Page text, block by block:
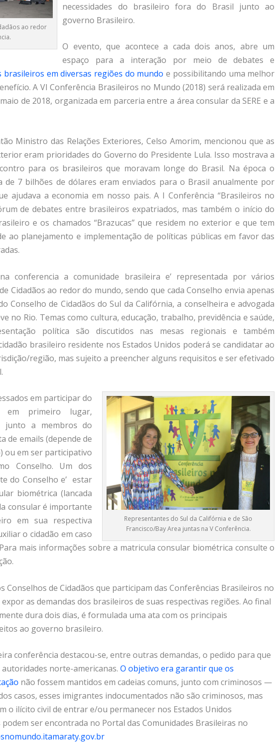
ao redor
necessidades do brasileiro fora do Brasil junto ao
governo Brasileiro.
O evento, que acontece a cada dois anos, abre um
espaço para a interação por meio de debates e
brasileiros em diversas regiões do mundo e possibilitando uma melhor
A VI Conferência Brasileiros no Mundo (2018) será realizada em
de 2018, organizada em parceria entre a área consular da SERE e a
Ministro das Relações Exteriores, Celso Amorim, mencionou que as
eram prioridades do Governo do Presidente Lula. Isso mostrava a
para os brasileiros que moravam longe do Brasil. Na época o
de 7 bilhões de dólares eram enviados para o Brasil anualmente por
ajudava a economia em nosso pais. A I Conferência “Brasileiros no
de debates entre brasileiros expatriados, mas também o início do
e os chamados “Brazucas” que residem no exterior e que tem
ao planejamento e implementação de políticas públicas em favor das
conferencia a comunidade brasileira e’ representada por vários
Cidadãos ao redor do mundo, sendo que cada Conselho envia apenas
Conselho de Cidadãos do Sul da Califórnia, a conselheira e advogada
no Rio. Temas como cultura, educação, trabalho, previdência e saúde,
política são discutidos nas mesas regionais e também
brasileiro residente nos Estados Unidos poderá se candidatar ao
região, mas sujeito a preencher alguns requisitos e ser efetivado
Representantes do Sul da Califórnia e de São
Francisco/Bay Area juntas na V Conferência.
em participar do
em primeiro lugar,
junto a membros do
de emails (depende de
ou em ser participativo
Conselho. Um dos
do Conselho e’ estar
biométrica (lancada
consular é importante
em sua respectiva
o cidadão em caso
mais informações sobre a matricula consular biométrica consulte o
Conselhos de Cidadãos que participam das Conferências Brasileiros no
as demandas dos brasileiros de suas respectivas regiões. Ao final
dura dois dias, é formulada uma ata com os principais
ao governo brasileiro.
conferência destacou-se, entre outras demandas, o pedido para que
norte-americanas.O objetivo era garantir que os
não fossem mantidos em cadeias comuns, junto com criminosos —
casos, esses imigrantes indocumentados não são criminosos, mas
o ilícito civil de entrar e/ou permanecer nos Estados Unidos
ser encontrada no Portal das Comunidades Brasileiras no